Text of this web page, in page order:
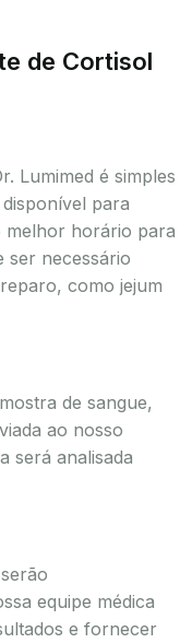
de Cortisol
Lumimed é simples
para
melhor horário para
ser necessário
como jejum
de sangue,
ao nosso
será analisada
equipe médica
e fornecer